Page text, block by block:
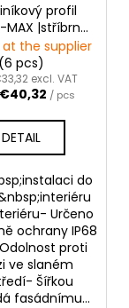
profil
MAX |stříbrná
anoda
the supplier
(6 pcs)
excl. VAT
€40,32 / pcs
DETAIL
do
Určeno
ochrany IP68
proti
ve slaném
Šířkou
fasádnímu...